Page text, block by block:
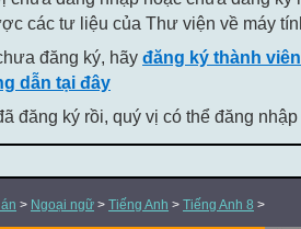
các tư liệu của Thư viện về máy
đăng ký, hãy đăng ký thành
dẫn tại đây
đăng ký rồi, quý vị có thể đăng
> Ngoại ngữ > Tiếng Anh > Tiếng Anh 8 >